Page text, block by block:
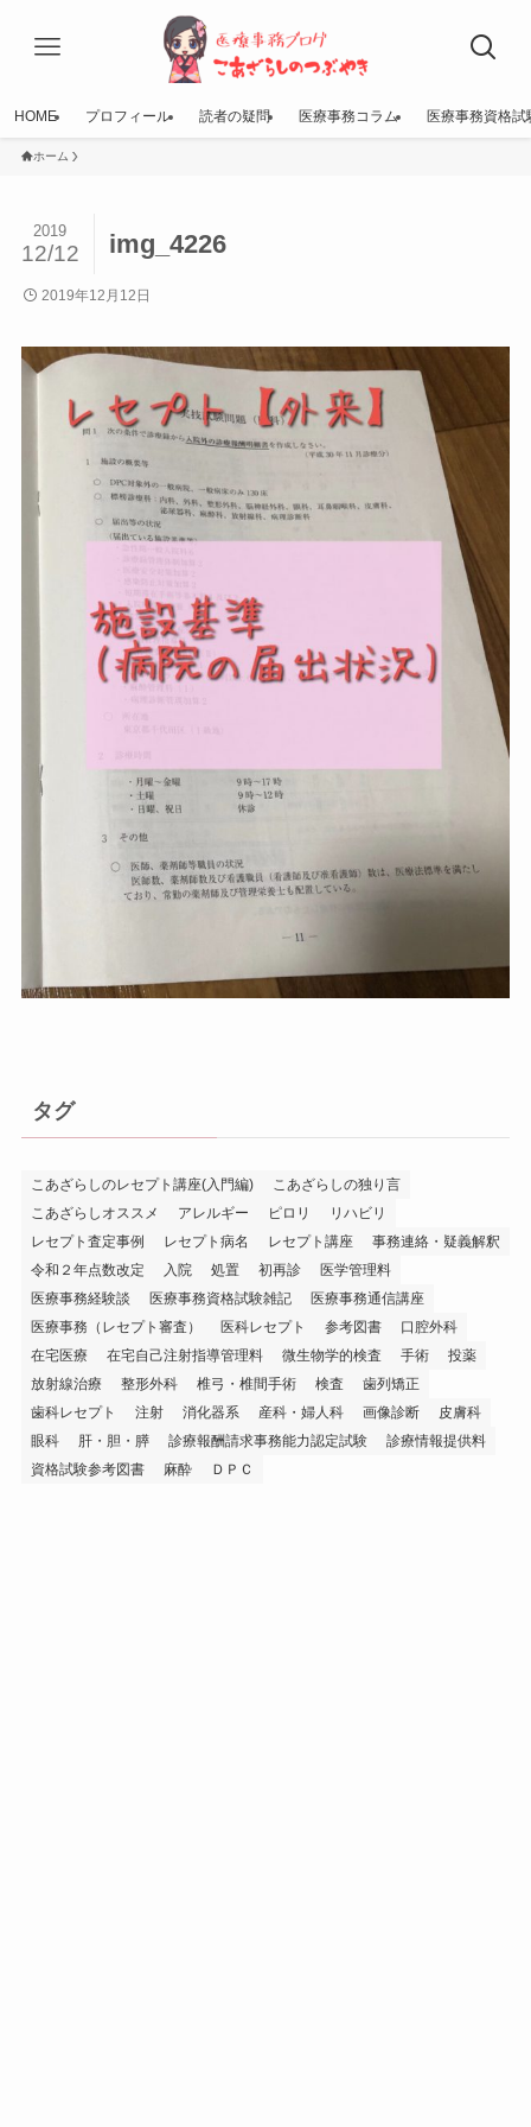
HOME プロフィール 読者の疑問 医療事務コラム 医療事務資格試
ホーム
img_4226
2019
12/12
2019年12月12日
タグ
こあざらしのレセプト講座(入門編)
こあざらしの独り言
こあざらしオススメ
アレルギー ピロリ
リハビリ
レセプト査定事例
レセプト病名 レセプト講座
事務連絡・疑義解釈
令和２年点数改定
入院 処置 初再診
医学管理料
医療事務経験談
医療事務資格試験雑記
医療事務通信講座
医療事務（レセプト審査）
医科レセプト 参考図書
口腔外科
在宅医療
在宅自己注射指導管理料 微生物学的検査 手術
投薬
放射線治療
整形外科 椎弓・椎間手術 検査
歯列矯正
歯科レセプト
注射 消化器系 産科・婦人科 画像診断
皮膚科
眼科
肝・胆・膵 診療報酬請求事務能力認定試験
診療情報提供料
資格試験参考図書
麻酔 ＤＰＣ